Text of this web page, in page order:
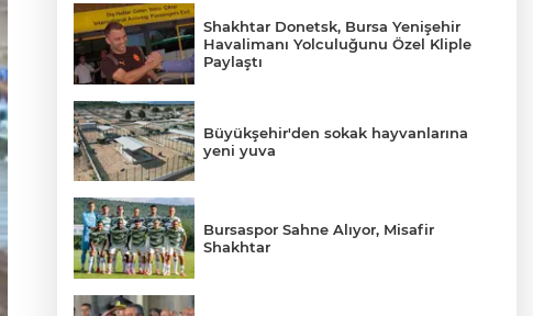
Shakhtar Donetsk, Bursa Yenişehir
Havalimanı Yolculuğunu Özel Kliple
Paylaştı
Büyükşehir'den sokak hayvanlarına
yeni yuva
Bursaspor Sahne Alıyor, Misafir
Shakhtar